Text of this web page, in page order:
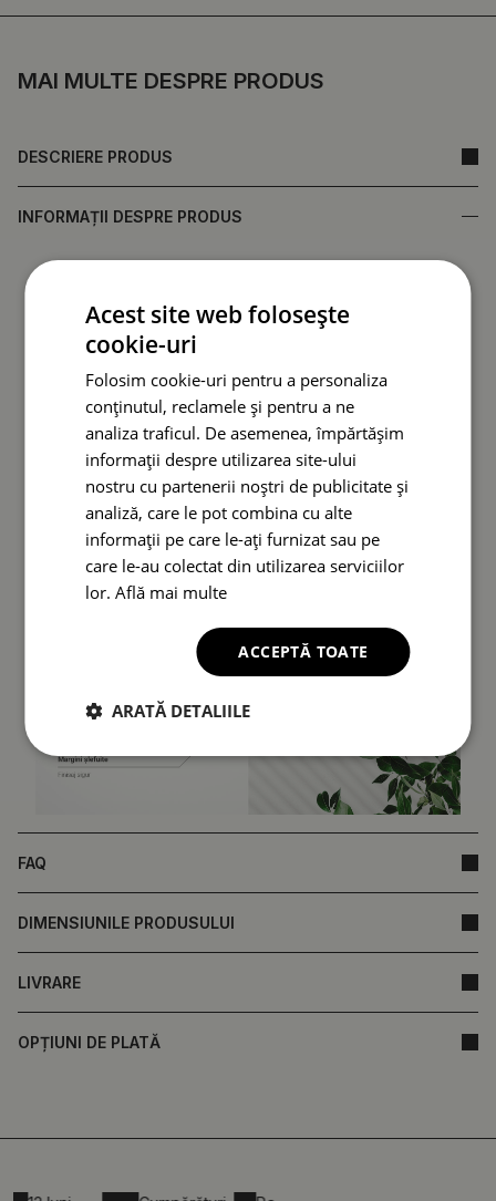
MAI MULTE DESPRE PRODUS
DESCRIERE PRODUS
INFORMAȚII DESPRE PRODUS
• Realizat din sticlă securizată, care asigură durabilitate și
Oglindă fabricată în Polonia.
• Garanție de la producător.
• Timp de livrare rapid.
Spatele oglinzii (folie de protecție) poate diferi ca
culoare față de cea prezentată în ofertă.Acest lucru nu
afectează calitatea produsului și nu constituie motiv
de reclamație.
FAQ
DIMENSIUNILE PRODUSULUI
LIVRARE
OPȚIUNI DE PLATĂ
Acest site web folosește
cookie-uri
Folosim cookie-uri pentru a personaliza
conținutul, reclamele și pentru a ne
analiza traficul. De asemenea, împărtășim
informații despre utilizarea site-ului
nostru cu partenerii noștri de publicitate și
analiză, care le pot combina cu alte
informații pe care le-ați furnizat sau pe
care le-au colectat din utilizarea serviciilor
lor.Află mai multe
ACCEPTĂ TOATE
ARATĂ DETALIILE